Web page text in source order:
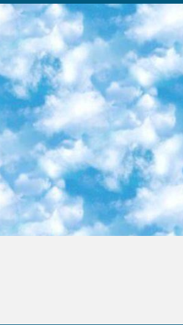
3. «Лекторий Физтеха» Проект Московского физико-технического института (Физтеха). С его помощью вы можете смотреть онлайн серии лекций, записанные на видео в этом вузе. В числе доступных предметов — физика, биология, химия, информационные технологии и другие. К некоторым лекциям администрация ресурса прилагает готовые конспекты, которые можно скачивать в PDF-формате. 4. ITMOcourses Онлайн-площадка Санкт-Петербургского национального исследовательского университета информационных технологий, механики и оптики (ИТМО). Ресурс предоставляет свободный доступ к курсам, разработанным в этом вузе. Каталог материалов разбит на четыре категории: «Оптические системы и технологии», «Приборостроение и робототехника», «Информационные технологии» и «Биотехнологии». Курсы состоят из видеолекций, интерактивных демонстраций и заданий. 5. «КиберЛенинка» Электронная научная библиотека открытого доступа. Каталог площадки регулярно обрастает текстами статей из различных научных изданий. Сгруппированные по журналам и рубрикам публикации можно читать онлайн или скачивать целиком в PDF-формате. Проект нацелен на популяризацию науки за счёт открытого доступа к качественной информации. 6. «ПостНаука» На этом ресурсе публикуют подборки видеолекций, составленные экспертами из разных отраслей и объединённые общими темами. Среди них, к примеру, есть серии «Биоинформатика и геномика», «Культура средневековой Скандинавии» и Cinema Studies о теории кино. Каждая подборка лекций — логически связанная история, рассказанная экспертом от первого лица. Кроме того, на сайте появляются научно-образовательные статьи и тесты на разные темы. 7. «Newочём» Команда проекта «Newочём» отбирает самые интересные тексты из англоязычных СМИ и переводит те из них, за которые голосуют участники сообщества «ВКонтакте». По большей части это научно-популярные статьи. Редакторы придумывают лишь заголовки, в остальном содержание переводов соответствует оригиналам. Полные тексты можно читать прямо в социальной сети. 8. InternetUrok Онлайн-база материалов по основным дисциплинам школьной программы. Информация на сайте структурирована по классам, предметам и темам (урокам). Каждый урок состоит из видеолекций и конспектов. Есть также интерактивные тренажёры и тесты для закрепления пройденного материала. Даже если вы давно окончили школу, возможность повторить программу старших классов всегда может пригодиться. 9. Edutainme Ещё один ресурс об образовании. В отличие от Newtonew, как мне кажется, Edutainme больше ориентируется на представителей индустрии: педагогов, предпринимателей, разработчиков образовательных проектов. Но и любой, кто просто стремится к саморазвитию, найдёт на сайте много полезного и интересного для себя. Например, информацию о новых курсах и образовательных сервисах. 10. Newtonew Онлайн-медиа об образовании и обучении в широком смысле. Авторы Newtonew пишут об инструментах, заведениях, тактиках и стратегиях, которые помогают учить других и получать новые знания самостоятельно. На этой площадке вы найдёте новости, обзоры, аналитические мат